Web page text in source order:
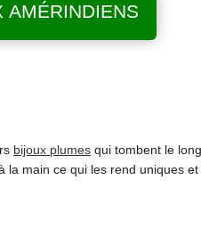
AMÉRINDIENS
bijoux plumes qui tombent le
main ce qui les rend uniques